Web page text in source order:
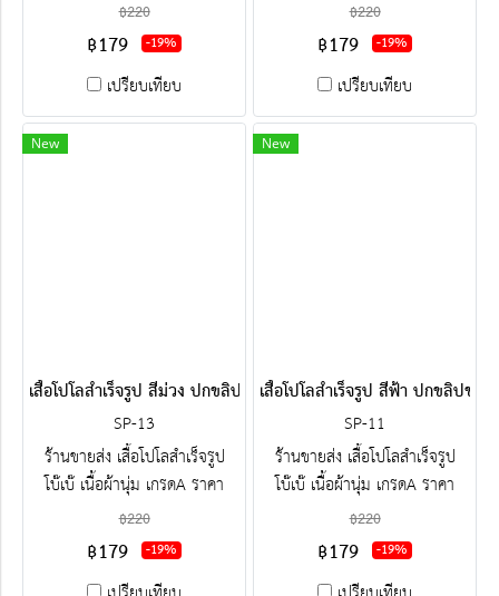
โรงงาน ขายราคาส่งโบ๊เบ๊ พร้อม
ปัก-สกรีน ครบวงจร ติดต่อฝ่าย
ขาย Line : @jacketbkk (มี@ค่ะ)
฿220
฿179 -19%
เปรียบเทียบ
โรงงาน ขายราคาส่งโบ๊เบ๊ พร้อม
ปัก-สกรีน ครบวงจร ติดต่อฝ่าย
ขาย Line : @jacketbkk (มี@ค่ะ)
฿220
฿179 -19%
เปรียบเทียบ
New
เสื้อโปโลสำเร็จรูป สีม่วง ปกขลิปขาวม่วงเข้ม
SP-13
ร้านขายส่ง เสื้อโปโลสำเร็จรูป
โบ๊เบ๊ เนื้อผ้านุ่ม เกรดA ราคา
โรงงาน ขายราคาส่งโบ๊เบ๊ พร้อม
ปัก-สกรีน ครบวงจร ติดต่อฝ่าย
ขาย Line : @jacketbkk (มี@ค่ะ)
฿220
฿179 -19%
New
เสื้อโปโลสำเร็จรูป สีฟ้า ปกขลิปขาว
SP-11
ร้านขายส่ง เสื้อโปโลสำเร็จรูป
โบ๊เบ๊ เนื้อผ้านุ่ม เกรดA ราคา
โรงงาน ขายราคาส่งโบ๊เบ๊ พร้อม
ปัก-สกรีน ครบวงจร ติดต่อฝ่าย
ขาย Line : @jacketbkk (มี@ค่ะ)
฿220
฿179 -19%